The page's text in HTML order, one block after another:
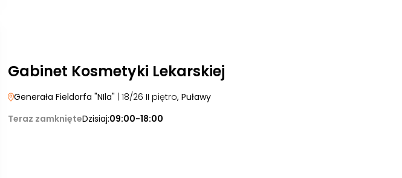
Gabinet Kosmetyki Lekarskiej
Generała Fieldorfa "NIla" | 18/26 II piętro, Puławy
Teraz zamknięteDzisiaj:09:00-18:00